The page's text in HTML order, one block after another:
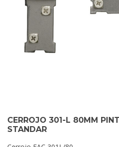
CERROJO 301-L 80MM
STANDAR